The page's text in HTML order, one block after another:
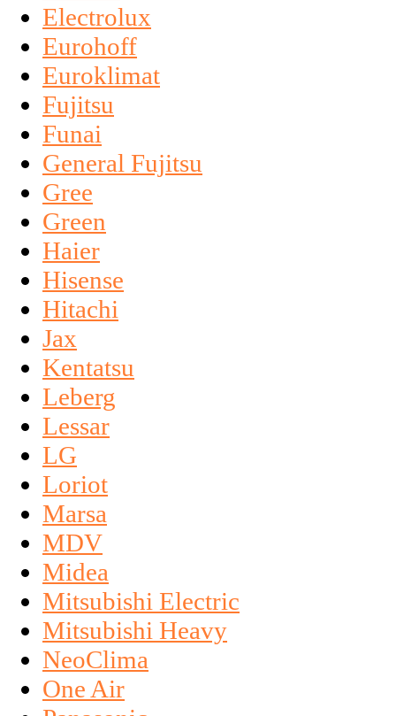
Electrolux
Eurohoff
Euroklimat
Fujitsu
Funai
General Fujitsu
Gree
Green
Haier
Hisense
Hitachi
Jax
Kentatsu
Leberg
Lessar
LG
Loriot
Marsa
MDV
Midea
Mitsubishi Electric
Mitsubishi Heavy
NeoClima
One Air